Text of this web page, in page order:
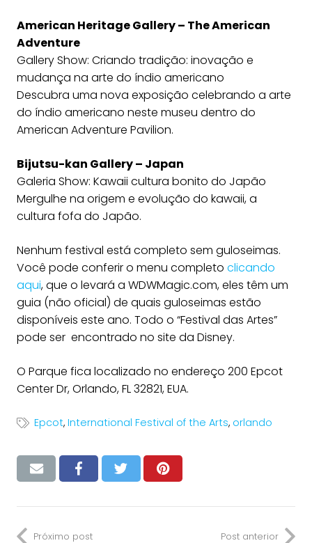
American Heritage Gallery – The American
Adventure
Gallery Show: Criando tradição: inovação e
mudança na arte do índio americano
Descubra uma nova exposição celebrando a arte
do índio americano neste museu dentro do
American Adventure Pavilion.
Bijutsu-kan Gallery – Japan
Galeria Show: Kawaii cultura bonito do Japão
Mergulhe na origem e evolução do kawaii, a
cultura fofa do Japão.
Nenhum festival está completo sem guloseimas.
Você pode conferir o menu completo clicando
aqui, que o levará a WDWMagic.com, eles têm um
guia (não oficial) de quais guloseimas estão
disponíveis este ano. Todo o “Festival das Artes”
pode ser encontrado no site da Disney.
O Parque fica localizado no endereço 200 Epcot
Center Dr, Orlando, FL 32821, EUA.
Epcot,International Festival of the Arts, orlando
Post anterior
Próximo post